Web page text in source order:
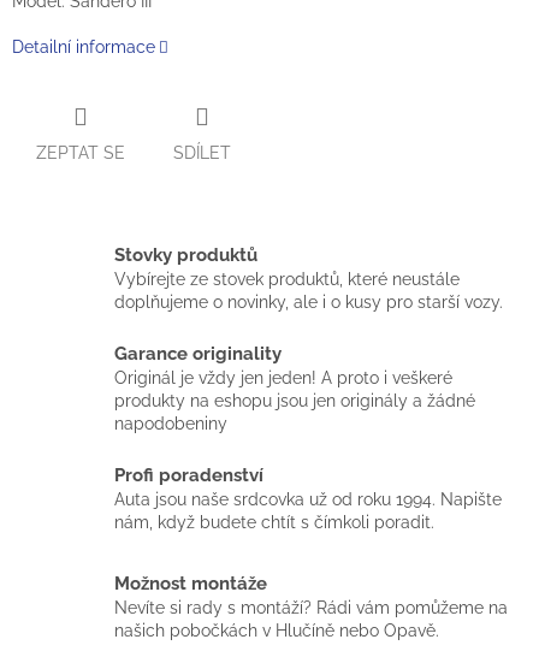
Detailní informace
ZEPTAT SE SDÍLET
Stovky produktů
Vybírejte ze stovek produktů, které neustále
doplňujeme o novinky, ale i o kusy pro starší vozy.
Garance originality
Originál je vždy jen jeden! A proto i veškeré
produkty na eshopu jsou jen originály a žádné
napodobeniny
Profi poradenství
Auta jsou naše srdcovka už od roku 1994. Napište
nám, když budete chtít s čímkoli poradit.
Možnost montáže
Nevíte si rady s montáží? Rádi vám pomůžeme na
našich pobočkách v Hlučíně nebo Opavě.